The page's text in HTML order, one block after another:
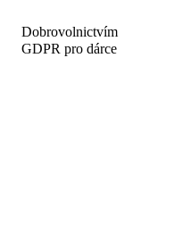
Dobrovolnictvím
GDPR pro dárce